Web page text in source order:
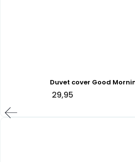
Duvet cover Good
29,95